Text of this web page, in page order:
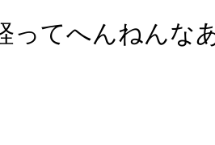
ってへんねんな